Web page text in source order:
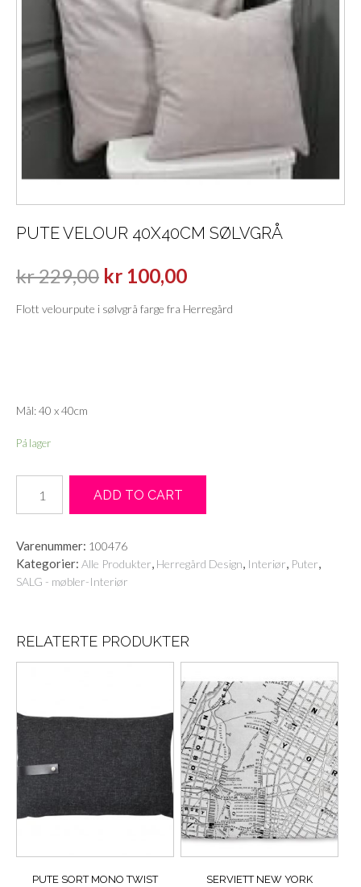
PUTE VELOUR 40X40CM SØLVGRÅ
kr229,00 kr 100,00
Flott velourpute i sølvgrå farge fra Herregård
Mål: 40 x 40cm
På lager
Velour
40x40cm
antall
ADD TO CART
Varenummer: 100476
Kategorier: Alle Produkter, Herregård Design, Interiør, Puter,
SALG - møbler-Interiør
RELATERTE PRODUKTER
PUTE SORT MONO TWIST
SERVIETT NEW YORK